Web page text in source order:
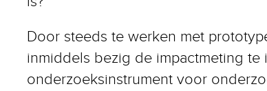
Door steeds te werken met
inmiddels bezig de impactmeting
onderzoeksinstrument voor